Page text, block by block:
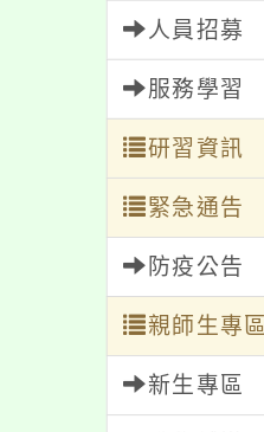
人員招募
服務學習
研習資訊
緊急通告
防疫公告
親師生專區
新生專區